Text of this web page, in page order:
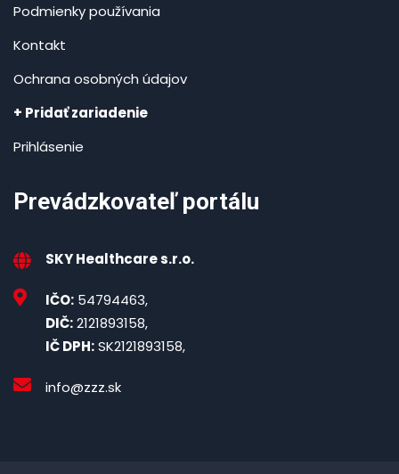
Podmienky používania
Kontakt
Ochrana osobných údajov
+ Pridať zariadenie
Prihlásenie
Prevádzkovateľ portálu
SKY Healthcare s.r.o.
IČO: 54794463,
DIČ:2121893158,
IČ DPH:SK2121893158,
info@zzz.sk